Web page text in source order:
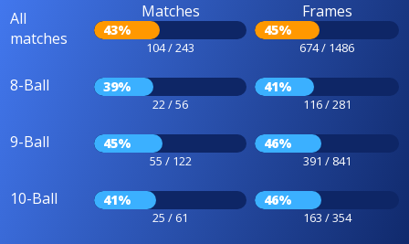
All
matches
Matches
43%
104 / 243
Frames
45%
674 / 1486
8-Ball 39%
22 / 56
41%
116 / 281
9-Ball 45%
55 / 122
46%
391 / 841
10-Ball 41%
25 / 61
46%
163 / 354